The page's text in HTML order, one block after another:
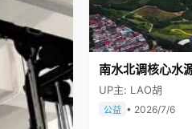
南水北调核心水
UP主: LAO胡
公益 • 2026/7/6